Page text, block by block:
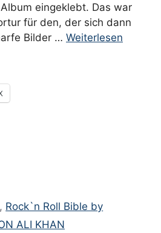
eingeklebt. Das war
für den, der sich dann
Bilder … Weiterlesen
, Rock`n Roll Bible by
ALI KHAN